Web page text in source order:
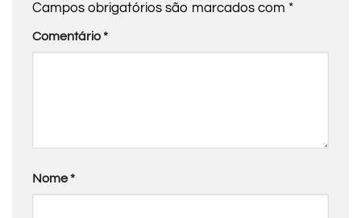
Campos obrigatórios são marcados com *
Comentário*
Nome*